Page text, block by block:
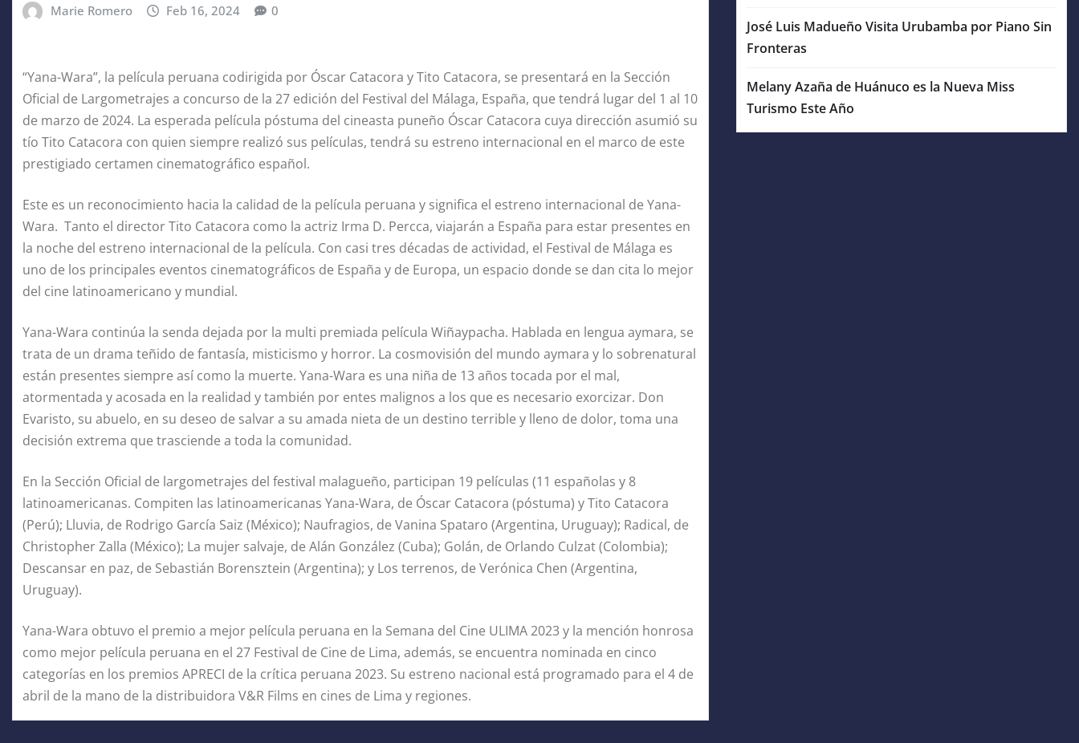
Marie Romero Feb 16, 2024 0
“Yana-Wara”, la película peruana codirigida por Óscar Catacora y Tito Catacora, se presentará en la Sección
Oficial de Largometrajes a concurso de la 27 edición del Festival del Málaga, España, que tendrá lugar del 1 al 10
de marzo de 2024. La esperada película póstuma del cineasta puneño Óscar Catacora cuya dirección asumió su
tío Tito Catacora con quien siempre realizó sus películas, tendrá su estreno internacional en el marco de este
prestigiado certamen cinematográfico español.
Este es un reconocimiento hacia la calidad de la película peruana y significa el estreno internacional de Yana-
Wara. Tanto el director Tito Catacora como la actriz Irma D. Percca, viajarán a España para estar presentes en
la noche del estreno internacional de la película. Con casi tres décadas de actividad, el Festival de Málaga es
uno de los principales eventos cinematográficos de España y de Europa, un espacio donde se dan cita lo mejor
del cine latinoamericano y mundial.
Yana-Wara continúa la senda dejada por la multi premiada película Wiñaypacha. Hablada en lengua aymara, se
trata de un drama teñido de fantasía, misticismo y horror. La cosmovisión del mundo aymara y lo sobrenatural
están presentes siempre así como la muerte. Yana-Wara es una niña de 13 años tocada por el mal,
atormentada y acosada en la realidad y también por entes malignos a los que es necesario exorcizar. Don
Evaristo, su abuelo, en su deseo de salvar a su amada nieta de un destino terrible y lleno de dolor, toma una
decisión extrema que trasciende a toda la comunidad.
En la Sección Oficial de largometrajes del festival malagueño, participan 19 películas (11 españolas y 8
latinoamericanas. Compiten las latinoamericanas Yana-Wara, de Óscar Catacora (póstuma) y Tito Catacora
(Perú); Lluvia, de Rodrigo García Saiz (México); Naufragios, de Vanina Spataro (Argentina, Uruguay); Radical, de
Christopher Zalla (México); La mujer salvaje, de Alán González (Cuba); Golán, de Orlando Culzat (Colombia);
Descansar en paz, de Sebastián Borensztein (Argentina); y Los terrenos, de Verónica Chen (Argentina,
Uruguay).
Yana-Wara obtuvo el premio a mejor película peruana en la Semana del Cine ULIMA 2023 y la mención honrosa
como mejor película peruana en el 27 Festival de Cine de Lima, además, se encuentra nominada en cinco
categorías en los premios APRECI de la crítica peruana 2023. Su estreno nacional está programado para el 4 de
abril de la mano de la distribuidora V&R Films en cines de Lima y regiones.
José Luis Madueño Visita Urubamba por Piano Sin
Fronteras
Melany Azaña de Huánuco es la Nueva Miss
Turismo Este Año